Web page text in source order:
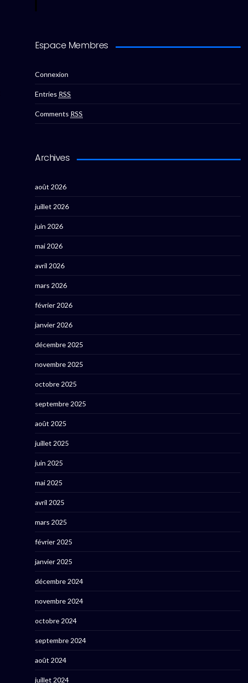
Espace Membres
Connexion
Entries RSS
Comments RSS
Archives
août 2026
juillet 2026
juin 2026
mai 2026
avril 2026
mars 2026
février 2026
janvier 2026
décembre 2025
novembre 2025
octobre 2025
septembre 2025
août 2025
juillet 2025
juin 2025
mai 2025
avril 2025
mars 2025
février 2025
janvier 2025
décembre 2024
novembre 2024
octobre 2024
septembre 2024
août 2024
juillet 2024